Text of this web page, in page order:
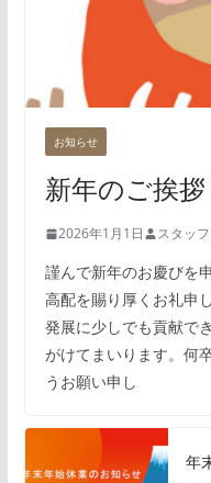
お知らせ
新年のご挨拶
2026年1月1日 スタッフ
謹んで新年のお慶びを
高配を賜り厚くお礼申
発展に少しでも貢献で
がけてまいります。何
うお願い申し
年